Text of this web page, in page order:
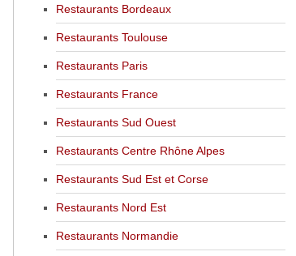
Restaurants Bordeaux
Restaurants Toulouse
Restaurants Paris
Restaurants France
Restaurants Sud Ouest
Restaurants Centre Rhône Alpes
Restaurants Sud Est et Corse
Restaurants Nord Est
Restaurants Normandie